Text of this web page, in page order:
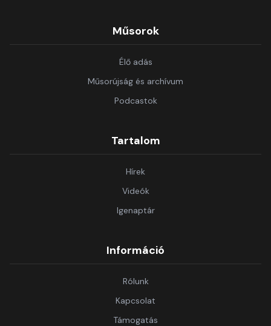
Műsorok
Élő adás
Műsorújság és archívum
Podcastok
Tartalom
Hírek
Videók
Igenaptár
Információ
Rólunk
Kapcsolat
Támogatás